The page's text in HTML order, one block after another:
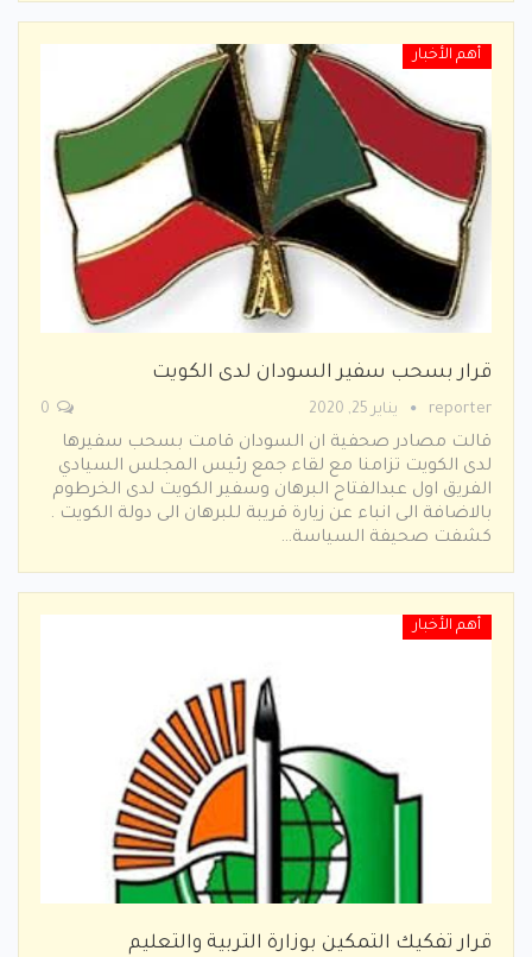
أهم الأخبار
قرار بسحب سفير السودان لدى الكويت
reporter يناير 25, 2020
قالت مصادر صحفية ان السودان قامت بسحب سفيرها
لدى الكويت تزامنا مع لقاء جمع رئيس المجلس السيادي
الفريق اول عبدالفتاح البرهان وسفير الكويت لدى الخرطوم
بالاضافة الى انباء عن زيارة قريبة للبرهان الى دولة الكويت .
كشفت صحيفة السياسة…
أهم الأخبار
قرار تفكيك التمكين بوزارة التربية والتعليم